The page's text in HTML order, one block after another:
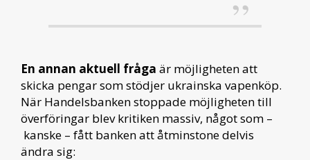
En annan aktuell fråga är möjligheten att
skicka pengar som stödjer ukrainska vapenköp.
När Handelsbanken stoppade möjligheten till
överföringar blev kritiken massiv, något som –
kanske – fått banken att åtminstone delvis
ändra sig: